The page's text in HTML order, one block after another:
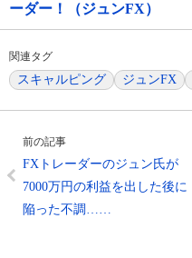
ーダー！（ジュンFX）
関連タグ
スキャルピング ジュンFX
前の記事
FXトレーダーのジュン氏が
7000万円の利益を出した後に
陥った不調……